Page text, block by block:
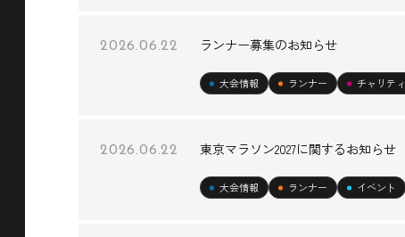
2026.06.22 ランナー募集のお知らせ
大会情報 ランナー チャリティ
2026.06.22 東京マラソン2027に関するお知らせ
大会情報 ランナー イベント